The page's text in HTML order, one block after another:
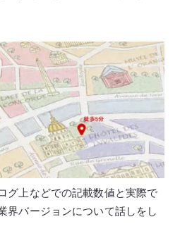
グ上などでの記載数値と実際で
界バージョンについて話しをし